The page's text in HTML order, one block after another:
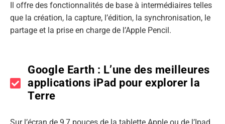
Il offre des fonctionnalités de base à intermédiaires telles
que la création, la capture, l’édition, la synchronisation, le
partage et la prise en charge de l’Apple Pencil.
Google Earth : L’une des meilleures
applications iPad pour explorer la
Terre
Sur l’écran de 9,7 pouces de la tablette Apple ou de l’Ipad,